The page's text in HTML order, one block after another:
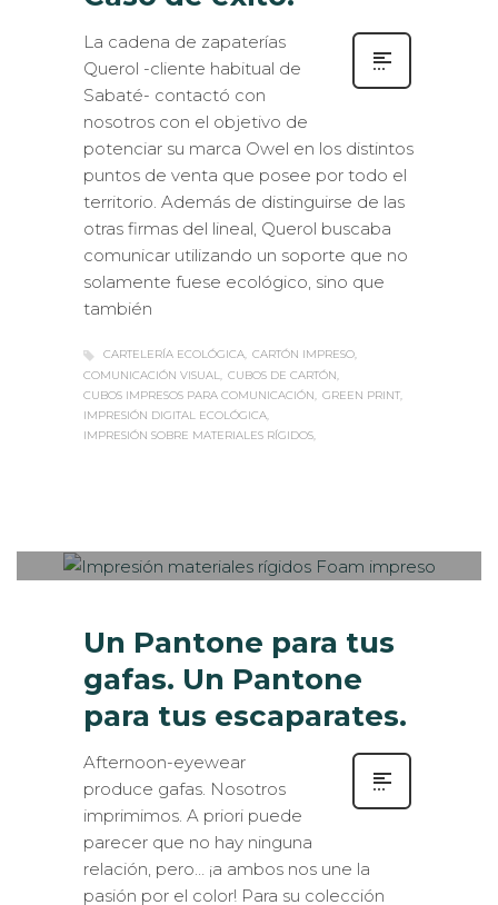
Querol -cliente habitual de
Sabaté- contactó con
nosotros con el objetivo de
potenciar su marca Owel en los distintos
puntos de venta que posee por todo el
territorio. Además de distinguirse de las
otras firmas del lineal, Querol buscaba
comunicar utilizando un soporte que no
solamente fuese ecológico, sino que
también
COMUNICACIÓN VISUAL
CUBOS DE CARTÓN
CUBOS IMPRESOS PARA COMUNICACIÓN
GREEN PRINT
IMPRESIÓN DIGITAL ECOLÓGICA
IMPRESIÓN SOBRE MATERIALES RÍGIDOS
Un Pantone para tus
gafas. Un Pantone
para tus escaparates.
produce gafas. Nosotros
imprimimos. A priori puede
parecer que no hay ninguna
relación, pero… ¡a ambos nos une la
pasión por el color! Para su colección